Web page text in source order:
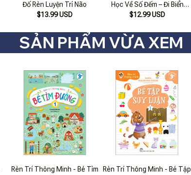
Đố Rèn Luyện Trí Não
$13.99 USD
Học Về Số Đếm – Đi Biển
Thật Vui
$12.99 USD
SẢN PHẨM VỪA XEM
Rèn Trí Thông Minh - Bé Tìm
Rèn Trí Thông Minh - Bé Tập